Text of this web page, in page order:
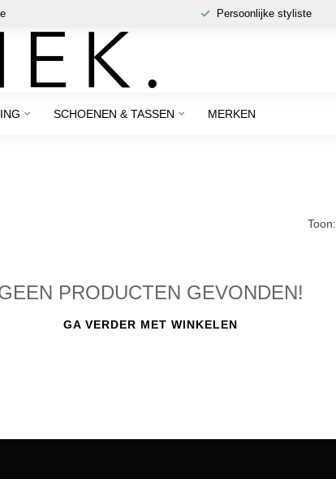
Persoonlijke styliste
SCHOENEN & TASSEN MERKEN
Toon:
PRODUCTEN GEVONDEN!
GA VERDER MET WINKELEN